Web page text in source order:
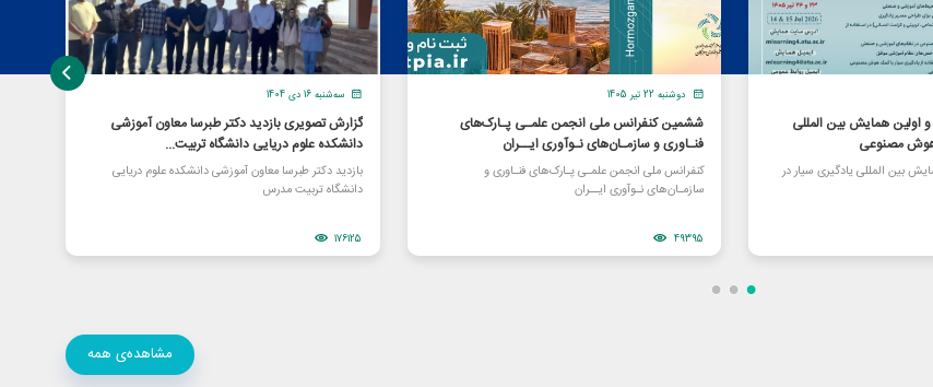
همایش بین المللی
هوش مصنوعی
بین المللی یادگیری سیار در
دوشنبه 22 تیر 1405
ششمین کنفرانس ملی انجمن علمـی پـارک‌های
فنـاوری و سازمـان‌های نـوآوری ایــران
کنفرانس ملی انجمن علمـی پـارک‌های فنـاوری و
سازمـان‌های نـوآوری ایــران
49395
سه‌شنبه 16 دی 1404
گزارش تصویری بازدید دکتر طبرسا معاون آموزشی
دانشکده علوم دریایی دانشگاه تربیت...
بازدید دکتر طبرسا معاون آموزشی دانشکده علوم دریایی
دانشگاه تربیت مدرس
176125
مشاهده‌ی همه